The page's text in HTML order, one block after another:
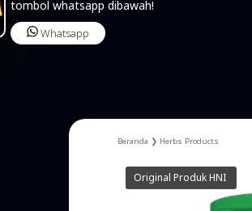
tombol whatsapp dibawah!
Whatsapp
Beranda ❯ Herbs Products
Original Produk HNI